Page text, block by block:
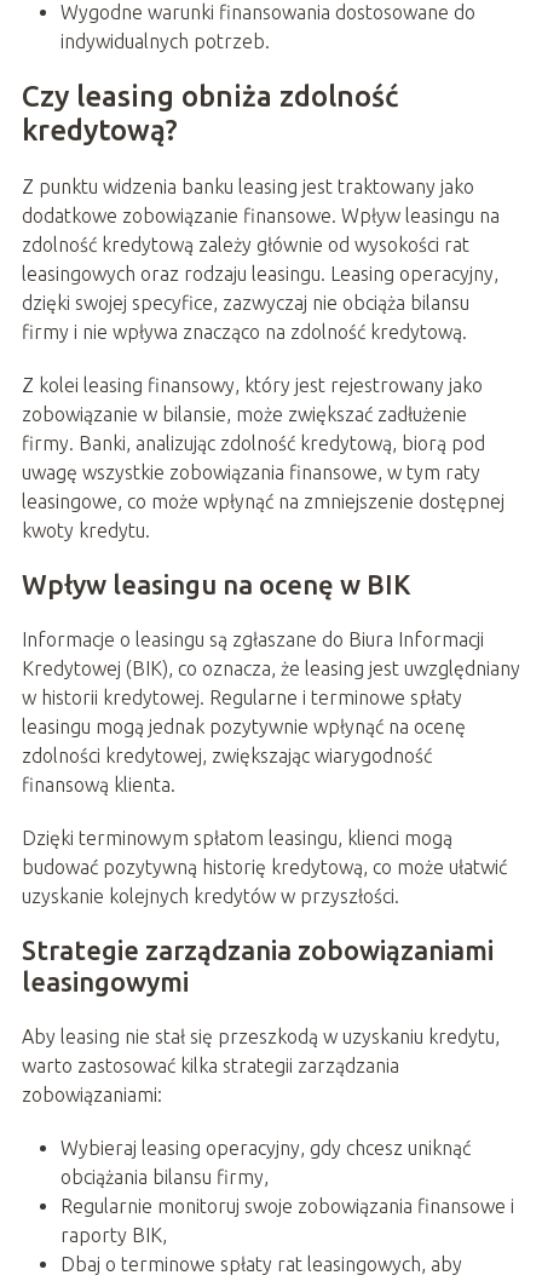
Wygodne warunki finansowania dostosowane do
indywidualnych potrzeb.
Czy leasing obniża zdolność
kredytową?
Z punktu widzenia banku leasing jest traktowany jako
dodatkowe zobowiązanie finansowe. Wpływ leasingu na
zdolność kredytową zależy głównie od wysokości rat
leasingowych oraz rodzaju leasingu. Leasing operacyjny,
dzięki swojej specyfice, zazwyczaj nie obciąża bilansu
firmy i nie wpływa znacząco na zdolność kredytową.
Z kolei leasing finansowy, który jest rejestrowany jako
zobowiązanie w bilansie, może zwiększać zadłużenie
firmy. Banki, analizując zdolność kredytową, biorą pod
uwagę wszystkie zobowiązania finansowe, w tym raty
leasingowe, co może wpłynąć na zmniejszenie dostępnej
kwoty kredytu.
Wpływ leasingu na ocenę w BIK
Informacje o leasingu są zgłaszane do Biura Informacji
Kredytowej (BIK), co oznacza, że leasing jest uwzględniany
w historii kredytowej. Regularne i terminowe spłaty
leasingu mogą jednak pozytywnie wpłynąć na ocenę
zdolności kredytowej, zwiększając wiarygodność
finansową klienta.
Dzięki terminowym spłatom leasingu, klienci mogą
budować pozytywną historię kredytową, co może ułatwić
uzyskanie kolejnych kredytów w przyszłości.
Strategie zarządzania zobowiązaniami
leasingowymi
Aby leasing nie stał się przeszkodą w uzyskaniu kredytu,
warto zastosować kilka strategii zarządzania
zobowiązaniami:
Wybieraj leasing operacyjny, gdy chcesz uniknąć
obciążania bilansu firmy,
Regularnie monitoruj swoje zobowiązania finansowe i
raporty BIK,
Dbaj o terminowe spłaty rat leasingowych, aby